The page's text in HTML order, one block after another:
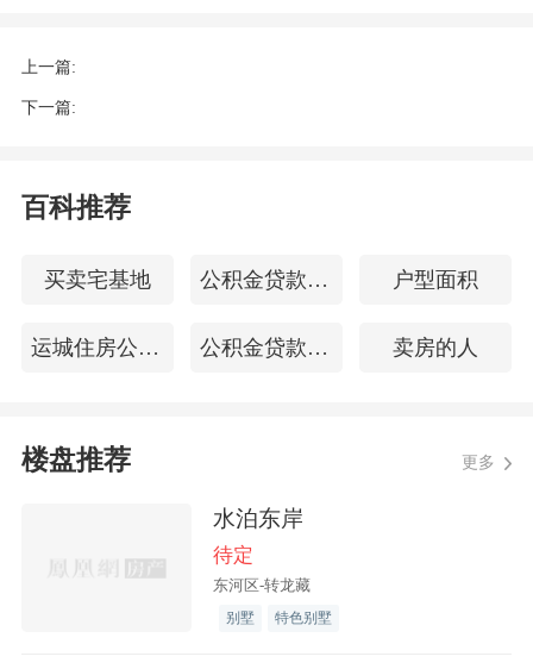
今年春节，原本李培成计划好的度假计划
家、立业安土的内心情感，武汉早已和家
疫笼罩下的武汉：焦虑、感动、驰援交
打电话，通过多种途径联系武汉市慈善总
会及武汉市红十字会，帮助找到口罩的捐
赠接收点。因为压力大、事情着急，情绪
不免急躁，他还和夫人拌了嘴。
上一篇:
下一篇:
百科推荐
买卖宅基地 公积金贷款手续费 户型面积
运城住房公积金查询 公积金贷款程序 卖房的人
楼盘推荐 更多
水泊东岸
待定
东河区-转龙藏
别墅 特色别墅